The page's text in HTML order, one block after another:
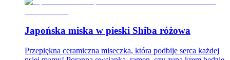
Japońska miska w pieski Shiba różowa
Przepiękna ceramiczna miseczka, która podbije serca każdej